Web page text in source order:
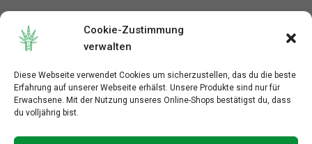
Cookie-Zustimmung
verwalten
Diese Webseite verwendet Cookies um sicherzustellen, das du die beste
Erfahrung auf unserer Webseite erhälst. Unsere Produkte sind nur für
Erwachsene. Mit der Nutzung unseres Online-Shops bestätigst du, dass
du volljährig bist.
This site is protected by reCAPTCHA and the Google
Privacy Policyand
Terms of Service
apply.